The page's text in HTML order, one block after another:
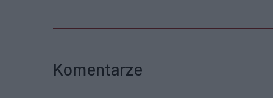
Komentarze